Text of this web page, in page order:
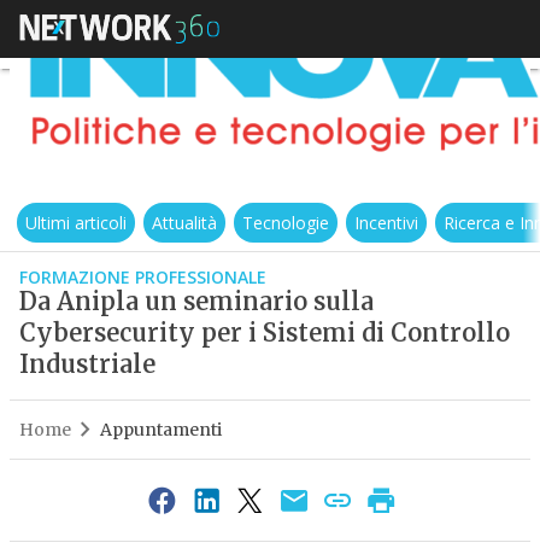
Ultimi articoli Attualità Tecnologie Incentivi Ricerca e
FORMAZIONE PROFESSIONALE
Da Anipla un seminario sulla
Cybersecurity per i Sistemi di Controllo
Industriale
Home Appuntamenti